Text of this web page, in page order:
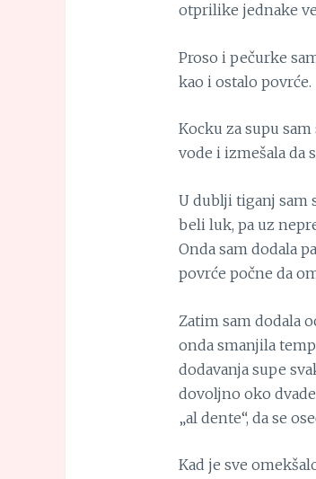
otprilike jednake
Proso i pečurke
kao i ostalo povrće.
Kocku za supu
vode i izmešala da
U dublji tiganj sam
beli luk, pa uz
Onda sam dodala
povrće počne da
Zatim sam dodala
onda smanjila
dodavanja supe
dovoljno oko
„al dente“, da se
Kad je sve